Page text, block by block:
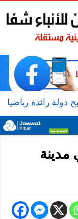
رائدة رياضيا
مدينة